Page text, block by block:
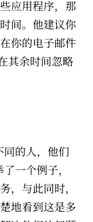
应用程序，那
间。他建议你
你的电子邮件
其余时间忽略
同的人，他们
一个例子，
，与此同时，
地看到这是多